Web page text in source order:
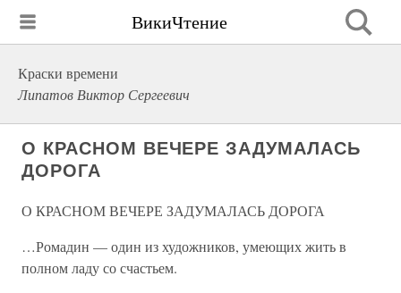
ВикиЧтение
Краски времени
Липатов Виктор Сергеевич
О КРАСНОМ ВЕЧЕРЕ ЗАДУМАЛАСЬ
ДОРОГА
О КРАСНОМ ВЕЧЕРЕ ЗАДУМАЛАСЬ ДОРОГА
…Ромадин — один из художников, умеющих жить в
полном ладу со счастьем.